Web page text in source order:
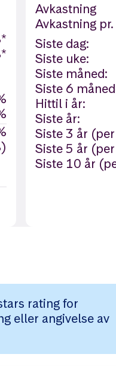
Avkastning
Avkastning
Siste dag:
Siste uke:
Siste måned:
Siste 6
Hittil i år:
Siste år:
Siste 3 år
Siste 5 år
Siste 10 år
rating for
eller angivelse av